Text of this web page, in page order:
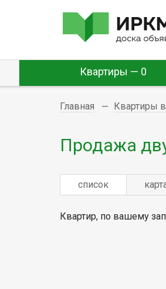
Квартиры — 0
Главная Квартиры
Продажа
список
Квартир, по вашему